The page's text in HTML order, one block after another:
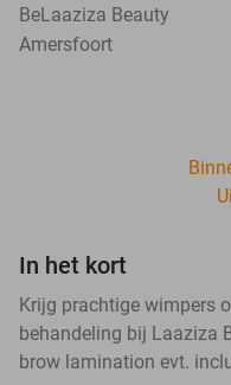
BeLaaziza Beauty
Amersfoort
In het kort
Krijg prachtige wimpers
behandeling bij Laaziza
brow lamination evt.